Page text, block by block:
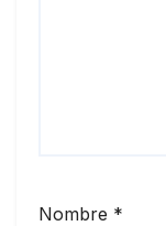
Nombre *